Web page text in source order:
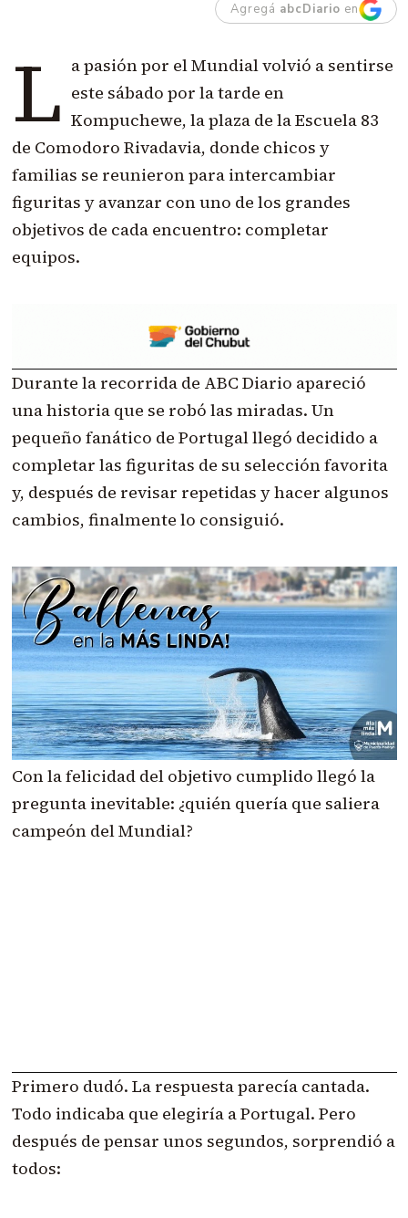
Agregá abcDiario en
L a pasión por el Mundial volvió a sentirse
este sábado por la tarde en
Kompuchewe, la plaza de la Escuela 83
de Comodoro Rivadavia, donde chicos y
familias se reunieron para intercambiar
figuritas y avanzar con uno de los grandes
objetivos de cada encuentro: completar
equipos.
Durante la recorrida de ABC Diario apareció
una historia que se robó las miradas. Un
pequeño fanático de Portugal llegó decidido a
completar las figuritas de su selección favorita
y, después de revisar repetidas y hacer algunos
cambios, finalmente lo consiguió.
Con la felicidad del objetivo cumplido llegó la
pregunta inevitable: ¿quién quería que saliera
campeón del Mundial?
Primero dudó. La respuesta parecía cantada.
Todo indicaba que elegiría a Portugal. Pero
después de pensar unos segundos, sorprendió a
todos: